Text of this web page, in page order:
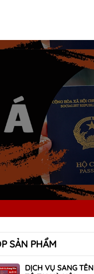
SẢN PHẨM
DỊCH VỤ SANG TÊN XE Ô